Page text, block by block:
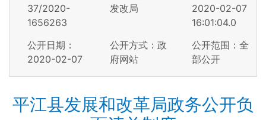
37/2020-
1656263
发改局
2020-02-07
16:01:04.0
公开日期：
2020-02-07
公开方式：政
府网站
公开范围：全
部公开
平江县发展和改革局政务公开负